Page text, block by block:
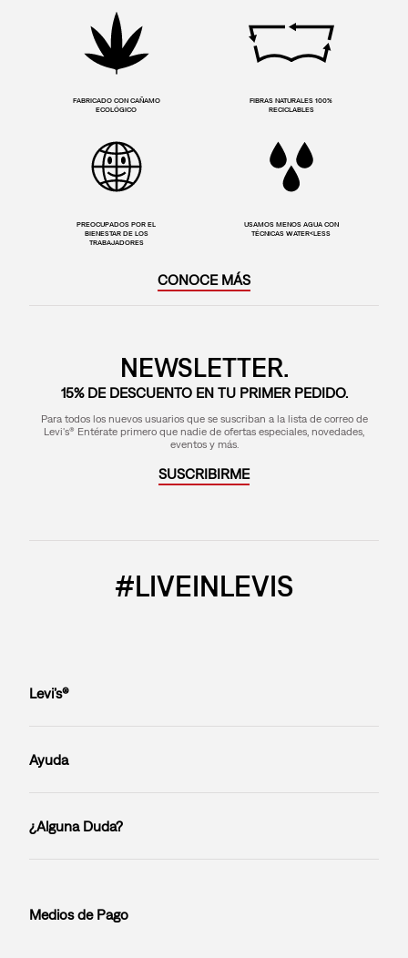
FABRICADO CON CAÑAMO
ECOLÓGICO
FIBRAS NATURALES 100%
RECICLABLES
PREOCUPADOS POR EL
BIENESTAR DE LOS
TRABAJADORES
USAMOS MENOS AGUA CON
TÉCNICAS WATER<LESS
CONOCE MÁS
NEWSLETTER.
15% DE DESCUENTO EN TU PRIMER PEDIDO.
Para todos los nuevos usuarios que se suscriban a la lista de correo de
Levi's® Entérate primero que nadie de ofertas especiales, novedades,
eventos y más.
SUSCRIBIRME
#LIVEINLEVIS
Levi’s®
Ayuda
¿Alguna Duda?
Medios de Pago